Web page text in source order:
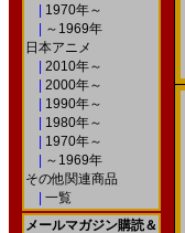
1970年～
～1969年
日本アニメ
2010年～
2000年～
1990年～
1980年～
1970年～
～1969年
その他関連商品
一覧
メールマガジン購読＆